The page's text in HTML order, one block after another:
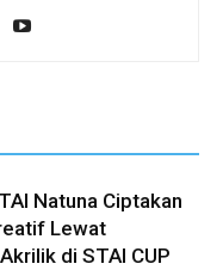
Natuna Ciptakan
Lewat
di STAI CUP